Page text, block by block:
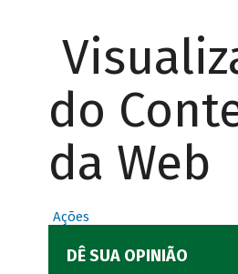
do
da Web
Ações
DÊ SUA OPINIÃO